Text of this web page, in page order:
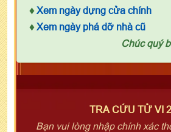
♦ Xem ngày dựng cửa chính
♦ Xem ngày phá dỡ nhà cũ
Chúc quý
TRA CỨU TỬ VI
Bạn vui lòng nhập chính xác